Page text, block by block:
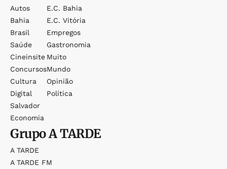
Autos
Bahia
Brasil
Saúde
Cineinsite
Concursos
Cultura
Digital
Salvador
Economia
E.c. Bahia
E.c. Vitória
Empregos
Gastronomia
Muito
Mundo
Opinião
Política
GrupoA TARDE
A TARDE
A TARDE FM